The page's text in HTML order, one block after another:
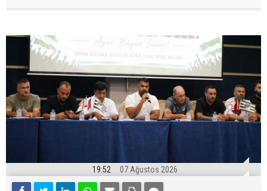
19:52 07 Ağustos 2026